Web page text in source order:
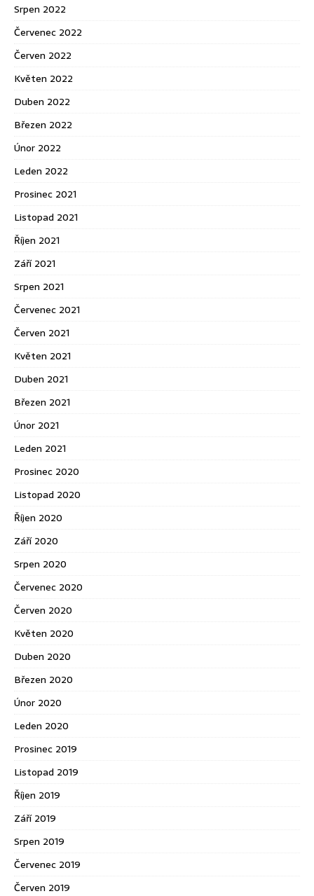
Srpen 2022
Červenec 2022
Červen 2022
Květen 2022
Duben 2022
Březen 2022
Únor 2022
Leden 2022
Prosinec 2021
Listopad 2021
Říjen 2021
Září 2021
Srpen 2021
Červenec 2021
Červen 2021
Květen 2021
Duben 2021
Březen 2021
Únor 2021
Leden 2021
Prosinec 2020
Listopad 2020
Říjen 2020
Září 2020
Srpen 2020
Červenec 2020
Červen 2020
Květen 2020
Duben 2020
Březen 2020
Únor 2020
Leden 2020
Prosinec 2019
Listopad 2019
Říjen 2019
Září 2019
Srpen 2019
Červenec 2019
Červen 2019